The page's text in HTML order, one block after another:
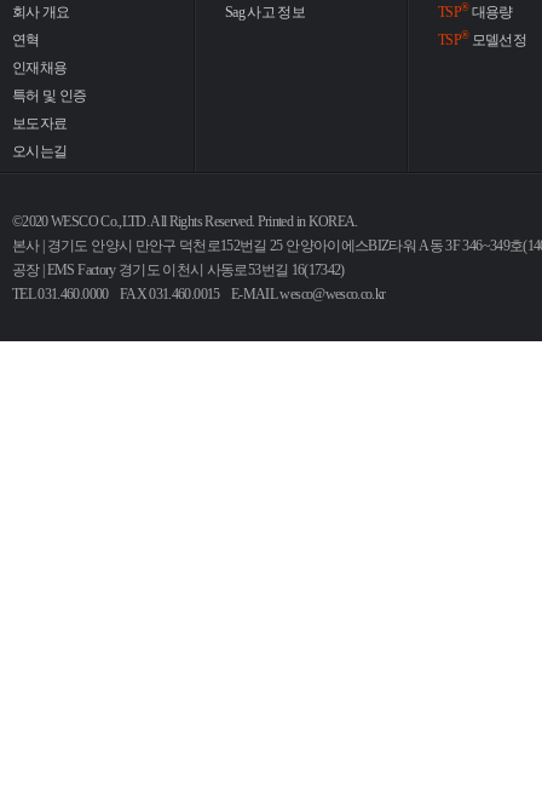
회사 개요
연혁
인재채용
특허 및 인증
보도자료
오시는길
Sag 사고 정보
TSP®대용량
TSP®모델선정
©2020 WESCO Co.,LTD. All Rights Reserved. Printed in KOREA.
본사 | 경기도 안양시 만안구 덕천로152번길 25 안양아이에스BIZ타워 A동 3F 346~349호
공장 | EMS Factory 경기도 이천시 사동로53번길 16(17342)
TEL 031.460.0000 FAX 031.460.0015 E-MAILwesco@wesco.co.kr